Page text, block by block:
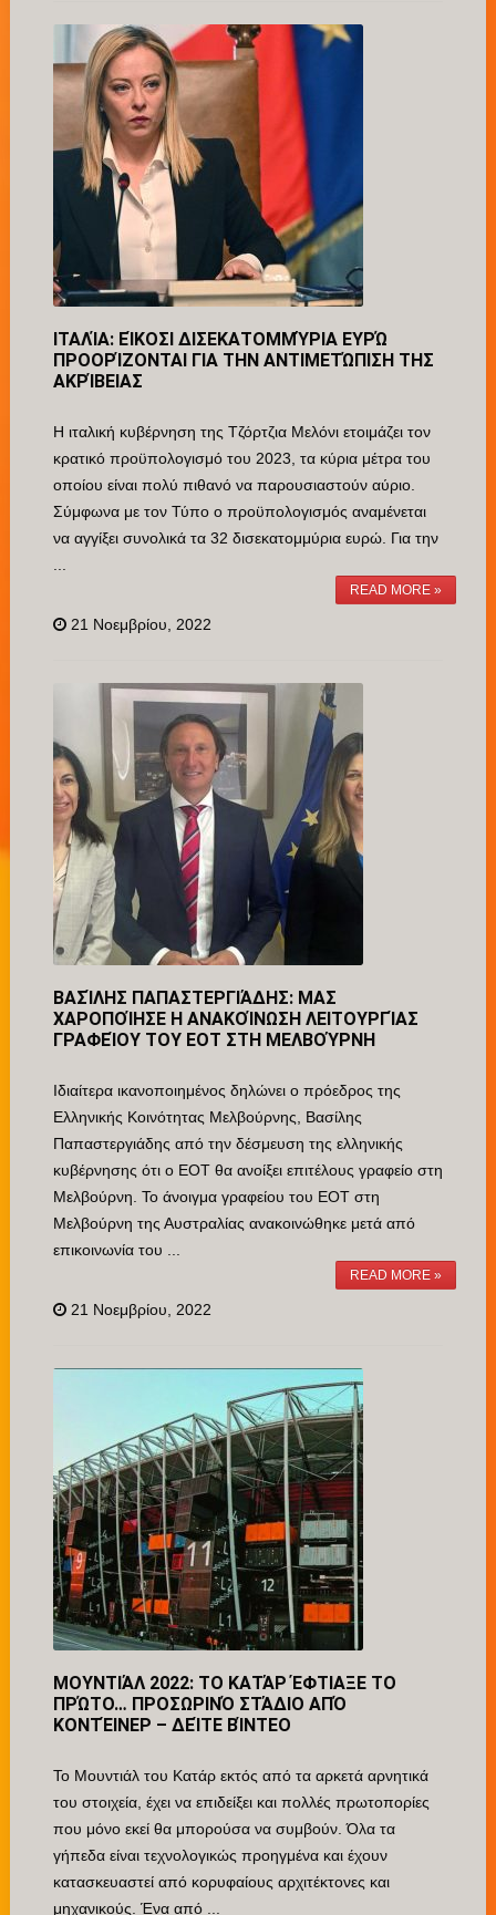
ΙΤΑΛΊΑ: ΕΊΚΟΣΙ ΔΙΣΕΚΑΤΟΜΜΎΡΙΑ ΕΥΡΏ
ΠΡΟΟΡΊΖΟΝΤΑΙ ΓΙΑ ΤΗΝ ΑΝΤΙΜΕΤΏΠΙΣΗ ΤΗΣ
ΑΚΡΊΒΕΙΑΣ
Η ιταλική κυβέρνηση της Τζόρτζια Μελόνι ετοιμάζει τον
κρατικό προϋπολογισμό του 2023, τα κύρια μέτρα του
οποίου είναι πολύ πιθανό να παρουσιαστούν αύριο.
Σύμφωνα με τον Τύπο ο προϋπολογισμός αναμένεται
να αγγίξει συνολικά τα 32 δισεκατομμύρια ευρώ. Για την
READ MORE »
21 Νοεμβρίου, 2022
ΒΑΣΊΛΗΣ ΠΑΠΑΣΤΕΡΓΙΆΔΗΣ: ΜΑΣ
ΧΑΡΟΠΟΊΗΣΕ Η ΑΝΑΚΟΊΝΩΣΗ ΛΕΙΤΟΥΡΓΊΑΣ
ΓΡΑΦΕΊΟΥ ΤΟΥ ΕΟΤ ΣΤΗ ΜΕΛΒΟΎΡΝΗ
Ιδιαίτερα ικανοποιημένος δηλώνει ο πρόεδρος της
Ελληνικής Κοινότητας Μελβούρνης, Βασίλης
Παπαστεργιάδης από την δέσμευση της ελληνικής
κυβέρνησης ότι ο ΕΟΤ θα ανοίξει επιτέλους γραφείο στη
Μελβούρνη. Το άνοιγμα γραφείου του ΕΟΤ στη
Μελβούρνη της Αυστραλίας ανακοινώθηκε μετά από
επικοινωνία του ...
READ MORE »
21 Νοεμβρίου, 2022
ΜΟΥΝΤΙΆΛ 2022: ΤΟ ΚΑΤΆΡ ΈΦΤΙΑΞΕ ΤΟ
ΠΡΏΤΟ… ΠΡΟΣΩΡΙΝΌ ΣΤΆΔΙΟ ΑΠΌ
ΚΟΝΤΈΙΝΕΡ – ΔΕΊΤΕ ΒΊΝΤΕΟ
Το Μουντιάλ του Κατάρ εκτός από τα αρκετά αρνητικά
του στοιχεία, έχει να επιδείξει και πολλές πρωτοπορίες
που μόνο εκεί θα μπορούσα να συμβούν. Όλα τα
γήπεδα είναι τεχνολογικώς προηγμένα και έχουν
κατασκευαστεί από κορυφαίους αρχιτέκτονες και
μηχανικούς. Ένα από ...